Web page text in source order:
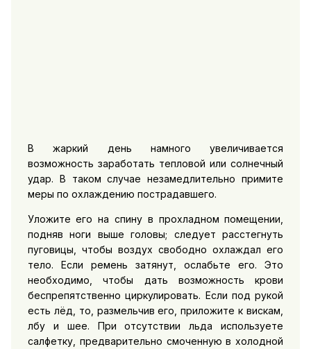
В жаркий день намного увеличивается
возможность заработать тепловой или солнечный
удар. В таком случае незамедлительно примите
меры по охлаждению пострадавшего.
Уложите его на спину в прохладном помещении,
подняв ноги выше головы; следует расстегнуть
пуговицы, чтобы воздух свободно охлаждал его
тело. Если ремень затянут, ослабьте его. Это
необходимо, чтобы дать возможность крови
беспрепятственно циркулировать. Если под рукой
есть лёд, то, размельчив его, приложите к вискам,
лбу и шее. При отсутствии льда используете
салфетку, предварительно смоченную в холодной